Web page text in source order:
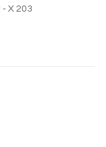
- X 203